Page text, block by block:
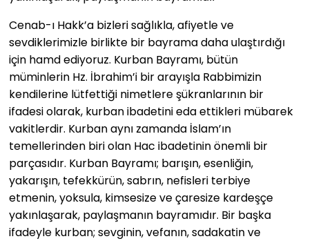
Cenab-ı Hakk’a bizleri sağlıkla, afiyetle ve
sevdiklerimizle birlikte bir bayrama daha ulaştırdığı
için hamd ediyoruz. Kurban Bayramı, bütün
müminlerin Hz. İbrahim’i bir arayışla Rabbimizin
kendilerine lütfettiği nimetlere şükranlarının bir
ifadesi olarak, kurban ibadetini eda ettikleri mübarek
vakitlerdir. Kurban aynı zamanda İslam’ın
temellerinden biri olan Hac ibadetinin önemli bir
parçasıdır. Kurban Bayramı; barışın, esenliğin,
yakarışın, tefekkürün, sabrın, nefisleri terbiye
etmenin, yoksula, kimsesize ve çaresize kardeşçe
yakınlaşarak, paylaşmanın bayramıdır. Bir başka
ifadeyle kurban; sevginin, vefanın, sadakatin ve